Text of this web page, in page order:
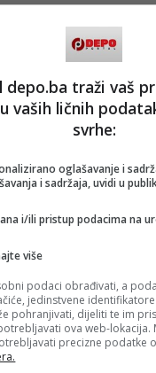
depo.ba traži vaš
vaših ličnih
svrhe:
oglašavanje i
i sadržaja, uvidi u
i/ili pristup podacima na
više
podaci obrađivati, a
jedinstvene
pohranjivati, dijeliti te im
ova web-lokacija.
precizne podatke